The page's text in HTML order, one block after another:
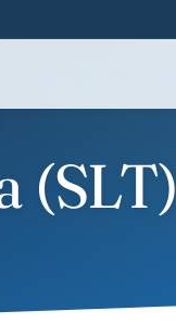
(SLT)